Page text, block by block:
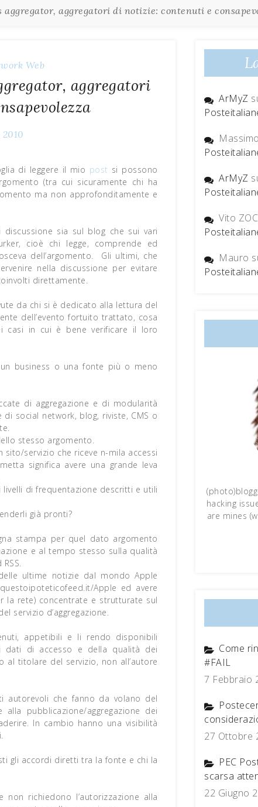
aggregatori di notizie: contenuti e
Web
aggregatori
di leggere il mio post si possono
(tra cui sicuramente chi ha
ma non approfonditamente e
sia sul blog che sui vari
cioè chi legge, comprende ed
dell’argomento. Gli ultimi, che
nella discussione per evitare
direttamente.
da chi si è dedicato alla lettura del
dell’evento fortuito trattato, cosa
casi in cui è bene verificare il loro
business o una fonte più o meno
di aggregazione e di modularità
social network, blog, riviste, CMS o
stesso argomento.
servizio che riceve n-mila accessi
significa avere una grande leva
di frequentazione descritti e utili
già pronti?
stampa per quel dato argomento
e al tempo stesso sulla qualità
ultime notizie dal mondo Apple
Apple ed avere
la rete) concentrate e strutturate sul
servizio d’aggregazione.
appetibili e li rendo disponibili
dati di accesso e della qualità dei
titolare del servizio, non all’autore
autorevoli che fanno da volano del
pubblicazione/aggregazione dei
In cambio hanno una visibilità
gli accordi diretti tra la fonte e chi la
richiedono l’autorizzazione alla
ArMyZ
Massimo
ArMyZ
Vito
Mauro
hacking
are mines
Come
#FAIL
7 Febbraio
27 Ottobre
PEC
scarsa
22 Giugno